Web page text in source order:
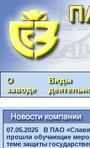
О
заводе
Виды
07.05.2025 В ПАО
прошли обучающие
теме защиты